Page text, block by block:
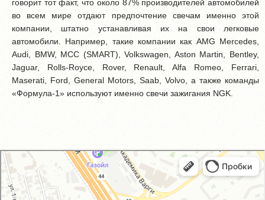
говорит тот факт, что около 87% производителей автомобилей
во всем мире отдают предпочтение свечам именно этой
компании, штатно устанавливая их на свои легковые
автомобили. Например, такие компании как AMG Mercedes,
Audi, BMW, MCC (SMART), Volkswagen, Aston Martin, Bentley,
Jaguar, Rolls-Royce, Rover, Renault, Alfa Romeo, Ferrari,
Maserati, Ford, General Motors, Saab, Volvo, а также команды
«Формула-1» используют именно свечи зажигания NGK.
GM-City&VAG-Repair
Автосервис, автотехцентр в Москве
Магазин автозапчастей и автотоваров в Москве